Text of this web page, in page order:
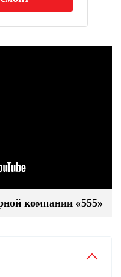
компании «555»